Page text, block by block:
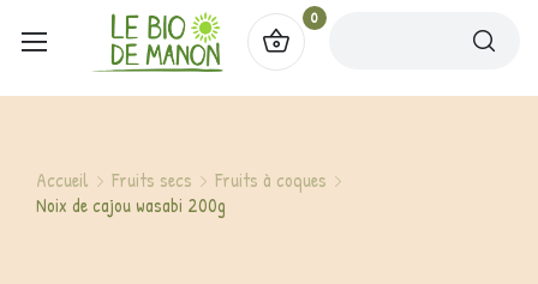
0
Accueil Fruits secs
Fruits à coques
Noix de cajou wasabi 200g